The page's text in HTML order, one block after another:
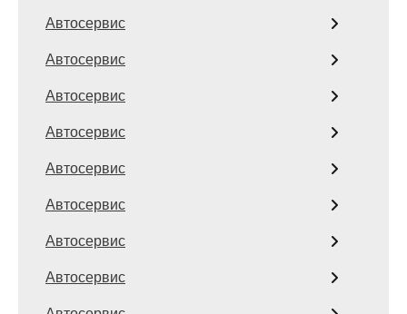
Автосервис
Автосервис
Автосервис
Автосервис
Автосервис
Автосервис
Автосервис
Автосервис